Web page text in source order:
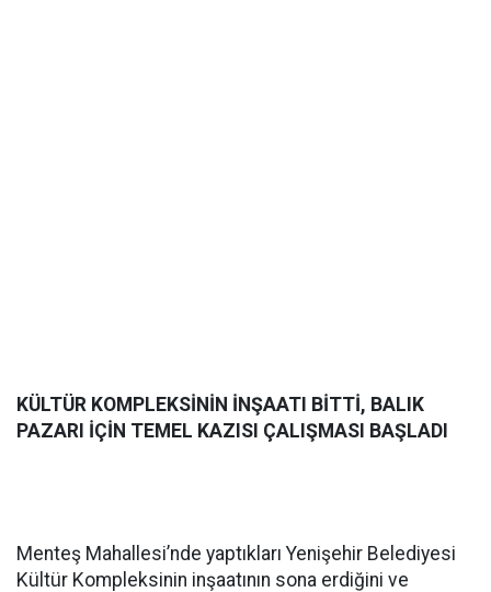
KÜLTÜR KOMPLEKSİNİN İNŞAATI BİTTİ, BALIK
PAZARI İÇİN TEMEL KAZISI ÇALIŞMASI BAŞLADI
Menteş Mahallesi’nde yaptıkları Yenişehir Belediyesi
Kültür Kompleksinin inşaatının sona erdiğini ve